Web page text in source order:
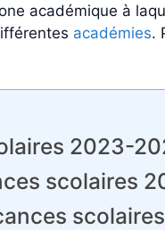
académique à
académies.
2023-
scolaires